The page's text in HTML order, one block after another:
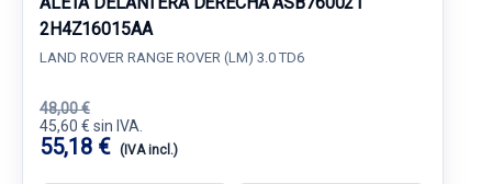
2H4Z16015AA
LAND ROVER RANGE ROVER (LM) 3.0 TD6
48,00 €
45,60 € sin IVA.
55,18 € (IVA incl.)